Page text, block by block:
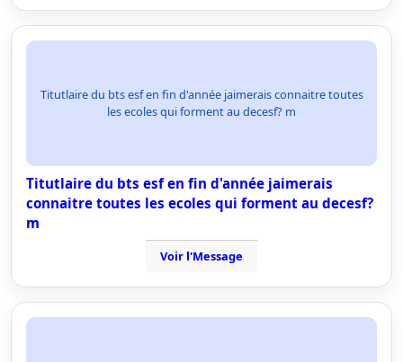
Titutlaire du bts esf en fin d'année jaimerais connaitre toutes
les ecoles qui forment au decesf? m
Titutlaire du bts esf en fin d'année jaimerais
connaitre toutes les ecoles qui forment au decesf?
m
Voir l'Message